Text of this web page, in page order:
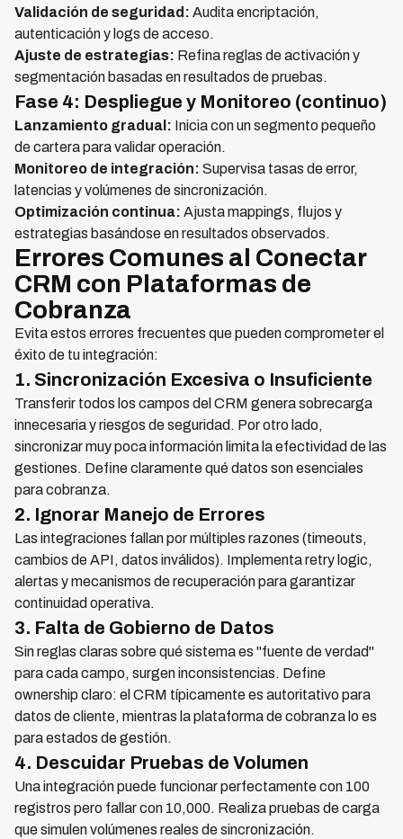
Validación de seguridad: Audita encriptación,
autenticación y logs de acceso.
Ajuste de estrategias: Refina reglas de activación y
segmentación basadas en resultados de pruebas.
Fase 4: Despliegue y Monitoreo (continuo)
Lanzamiento gradual: Inicia con un segmento pequeño
de cartera para validar operación.
Monitoreo de integración: Supervisa tasas de error,
latencias y volúmenes de sincronización.
Optimización continua: Ajusta mappings, flujos y
estrategias basándose en resultados observados.
Errores Comunes al Conectar
CRM con Plataformas de
Cobranza
Evita estos errores frecuentes que pueden comprometer el
éxito de tu integración:
1. Sincronización Excesiva o Insuficiente
Transferir todos los campos del CRM genera sobrecarga
innecesaria y riesgos de seguridad. Por otro lado,
sincronizar muy poca información limita la efectividad de las
gestiones. Define claramente qué datos son esenciales
para cobranza.
2. Ignorar Manejo de Errores
Las integraciones fallan por múltiples razones (timeouts,
cambios de API, datos inválidos). Implementa retry logic,
alertas y mecanismos de recuperación para garantizar
continuidad operativa.
3. Falta de Gobierno de Datos
Sin reglas claras sobre qué sistema es "fuente de verdad"
para cada campo, surgen inconsistencias. Define
ownership claro: el CRM típicamente es autoritativo para
datos de cliente, mientras la plataforma de cobranza lo es
para estados de gestión.
4. Descuidar Pruebas de Volumen
Una integración puede funcionar perfectamente con 100
registros pero fallar con 10,000. Realiza pruebas de carga
que simulen volúmenes reales de sincronización.